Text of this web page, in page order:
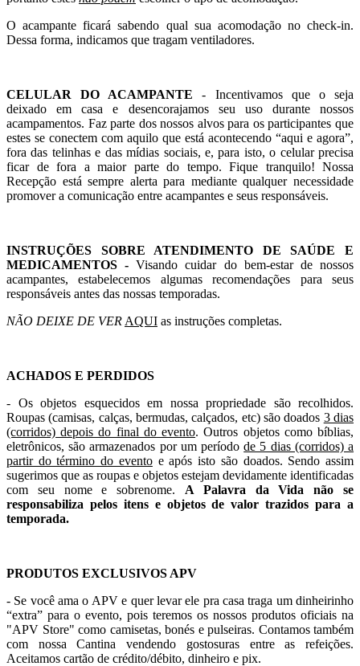
O acampante ficará sabendo qual sua acomodação no check-in.
Dessa forma, indicamos que tragam ventiladores.
CELULAR DO ACAMPANTE- Incentivamos que o seja
deixado em casa e desencorajamos seu uso durante nossos
acampamentos. Faz parte dos nossos alvos para os participantes que
estes se conectem com aquilo que está acontecendo “aqui e agora”,
fora das telinhas e das mídias sociais, e, para isto, o celular precisa
ficar de fora a maior parte do tempo. Fique tranquilo! Nossa
Recepção está sempre alerta para mediante qualquer necessidade
promover a comunicação entre acampantes e seus responsáveis.
INSTRUÇÕES SOBRE ATENDIMENTO DE SAÚDE E
MEDICAMENTOS -Visando cuidar do bem-estar de nossos
acampantes, estabelecemos algumas recomendações para seus
responsáveis antes das nossas temporadas.
NÃO DEIXE DE VER AQUI as instruções completas.
ACHADOS E PERDIDOS
- Os objetos esquecidos em nossa propriedade são recolhidos.
Roupas (camisas, calças, bermudas, calçados, etc) são doados 3 dias
(corridos) depois do final do evento. Outros objetos como bíblias,
eletrônicos, são armazenados por um períodode 5 dias (corridos) a
partir do término do eventoe após isto são doados. Sendo assim
sugerimos que as roupas e objetos estejam devidamente identificadas
com seu nome e sobrenome. A Palavra da Vida não se
responsabiliza pelos itens e objetos de valor trazidos para a
temporada.
PRODUTOS EXCLUSIVOS APV
- Se você ama o APV e quer levar ele pra casa traga um dinheirinho
“extra” para o evento, pois teremos os nossos produtos oficiais na
"APV Store" como camisetas, bonés e pulseiras. Contamos também
com nossa Cantina vendendo gostosuras entre as refeições.
Aceitamos cartão de crédito/débito, dinheiro e pix.